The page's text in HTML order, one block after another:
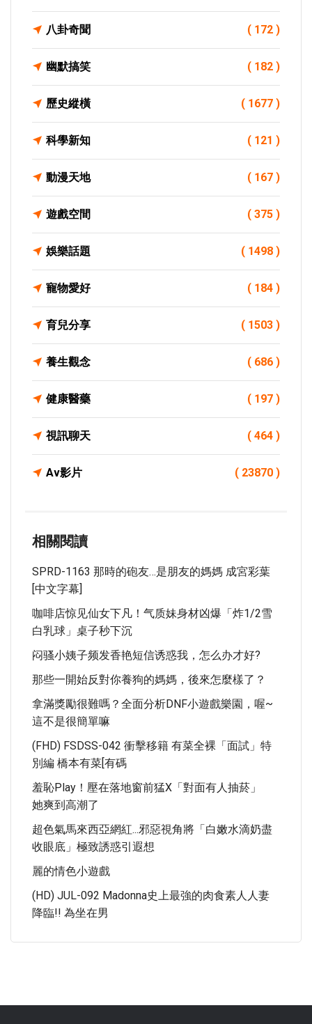
八卦奇聞 ( 172 )
幽默搞笑 ( 182 )
歷史縱橫 ( 1677 )
科學新知 ( 121 )
動漫天地 ( 167 )
遊戲空間 ( 375 )
娛樂話題 ( 1498 )
寵物愛好 ( 184 )
育兒分享 ( 1503 )
養生觀念 ( 686 )
健康醫藥 ( 197 )
視訊聊天 ( 464 )
Av影片 ( 23870 )
相關閱讀
SPRD-1163 那時的砲友…是朋友的媽媽 成宮彩葉
[中文字幕]
咖啡店惊见仙女下凡！气质妹身材凶爆「炸1/2雪
白乳球」桌子秒下沉
闷骚小姨子频发香艳短信诱惑我，怎么办才好?
那些一開始反對你養狗的媽媽，後來怎麼樣了？
拿滿獎勵很難嗎？全面分析DNF小遊戲樂園，喔~
這不是很簡單嘛
(FHD) FSDSS-042 衝擊移籍 有菜全裸「面試」特
別編 橋本有菜[有碼
羞恥Play！壓在落地窗前猛X「對面有人抽菸」
她爽到高潮了
超色氣馬來西亞網紅...邪惡視角將「白嫩水滴奶盡
收眼底」極致誘惑引遐想
麗的情色小遊戲
(HD) JUL-092 Madonna史上最強的肉食素人人妻
降臨!! 為坐在男